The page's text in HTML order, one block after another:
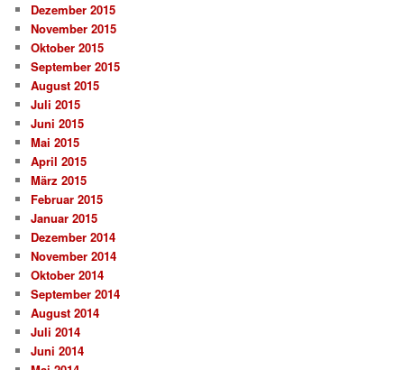
Dezember 2015
November 2015
Oktober 2015
September 2015
August 2015
Juli 2015
Juni 2015
Mai 2015
April 2015
März 2015
Februar 2015
Januar 2015
Dezember 2014
November 2014
Oktober 2014
September 2014
August 2014
Juli 2014
Juni 2014